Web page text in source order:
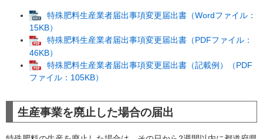
特殊肥料生産業者届出事項変更届出書（Wordファイル：
15KB）
特殊肥料生産業者届出事項変更届出書（PDFファイル：
46KB）
特殊肥料生産業者届出事項変更届出書（記載例）（PDF
ファイル：105KB）
生産事業を廃止した場合の届出